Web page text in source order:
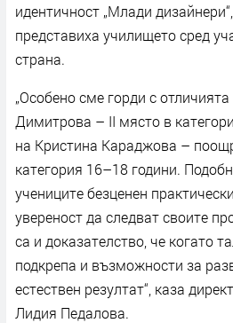
идентичност „Млади
представиха училището сред
страна.
„Особено сме горди с
Димитрова – II място в
на Кристина Караджова –
категория 16–18 години.
учениците безценен
увереност да следват своите
са и доказателство, че когато
подкрепа и възможности за
естествен резултат“, каза
Лидия Педалова.